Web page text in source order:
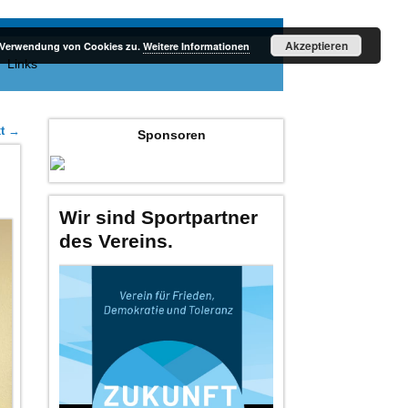
Links
→ Sponsoren
Wir sind Sportpartner
des Vereins.
von Cookies zu. Weitere Informationen Akzeptieren